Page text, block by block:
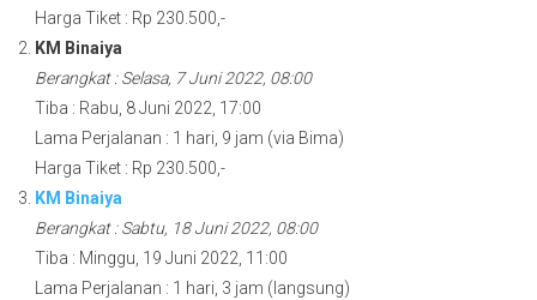
Harga Tiket : Rp 230.500,-
KM Binaiya
Berangkat : Selasa, 7 Juni 2022, 08:00
Tiba : Rabu, 8 Juni 2022, 17:00
Lama Perjalanan : 1 hari, 9 jam (via Bima)
Harga Tiket : Rp 230.500,-
KM Binaiya
Berangkat : Sabtu, 18 Juni 2022, 08:00
Tiba : Minggu, 19 Juni 2022, 11:00
Lama Perjalanan : 1 hari, 3 jam (langsung)